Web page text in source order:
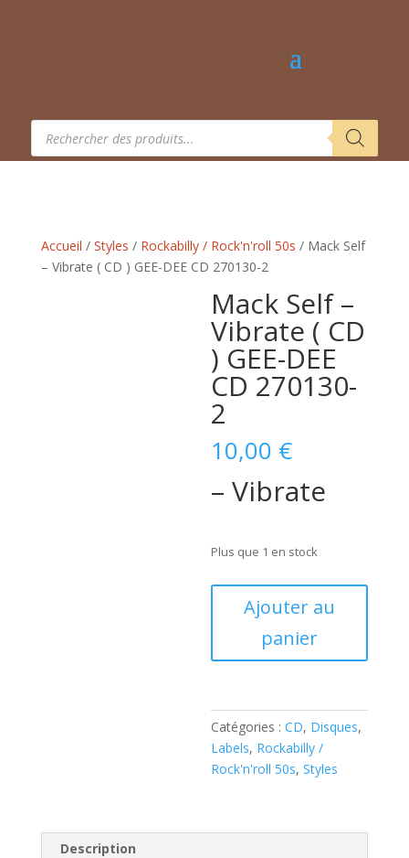
Recherche
produits
Accueil / Styles / Rockabilly / Rock'n'roll 50s / Mack Self
– Vibrate ( CD ) GEE-DEE CD 270130-2
Mack Self –
Vibrate ( CD
) GEE-DEE
CD 270130-
2
10,00 €
– Vibrate
Plus que 1 en stock
Self
(
CD
)
Ajouter au
panier
Catégories :CD, Disques,
Labels, Rockabilly /
Rock'n'roll 50s,Styles
Description